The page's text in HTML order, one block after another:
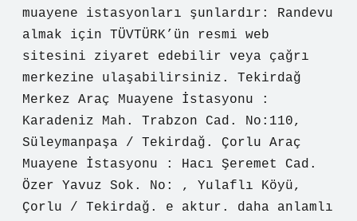
muayene istasyonları şunlardır: Randevu
almak için TÜVTÜRK’ün resmi web
sitesini ziyaret edebilir veya çağrı
merkezine ulaşabilirsiniz. Tekirdağ
Merkez Araç Muayene İstasyonu :
Karadeniz Mah. Trabzon Cad. No:110,
Süleymanpaşa / Tekirdağ. Çorlu Araç
Muayene İstasyonu : Hacı Şeremet Cad.
Özer Yavuz Sok. No: , Yulaflı Köyü,
Çorlu / Tekirdağ. e aktur. daha anlamlı